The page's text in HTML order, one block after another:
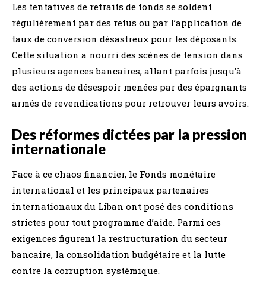
Les tentatives de retraits de fonds se soldent
régulièrement par des refus ou par l’application de
taux de conversion désastreux pour les déposants.
Cette situation a nourri des scènes de tension dans
plusieurs agences bancaires, allant parfois jusqu’à
des actions de désespoir menées par des épargnants
armés de revendications pour retrouver leurs avoirs.
Des réformes dictées par la pression
internationale
Face à ce chaos financier, le Fonds monétaire
international et les principaux partenaires
internationaux du Liban ont posé des conditions
strictes pour tout programme d’aide. Parmi ces
exigences figurent la restructuration du secteur
bancaire, la consolidation budgétaire et la lutte
contre la corruption systémique.